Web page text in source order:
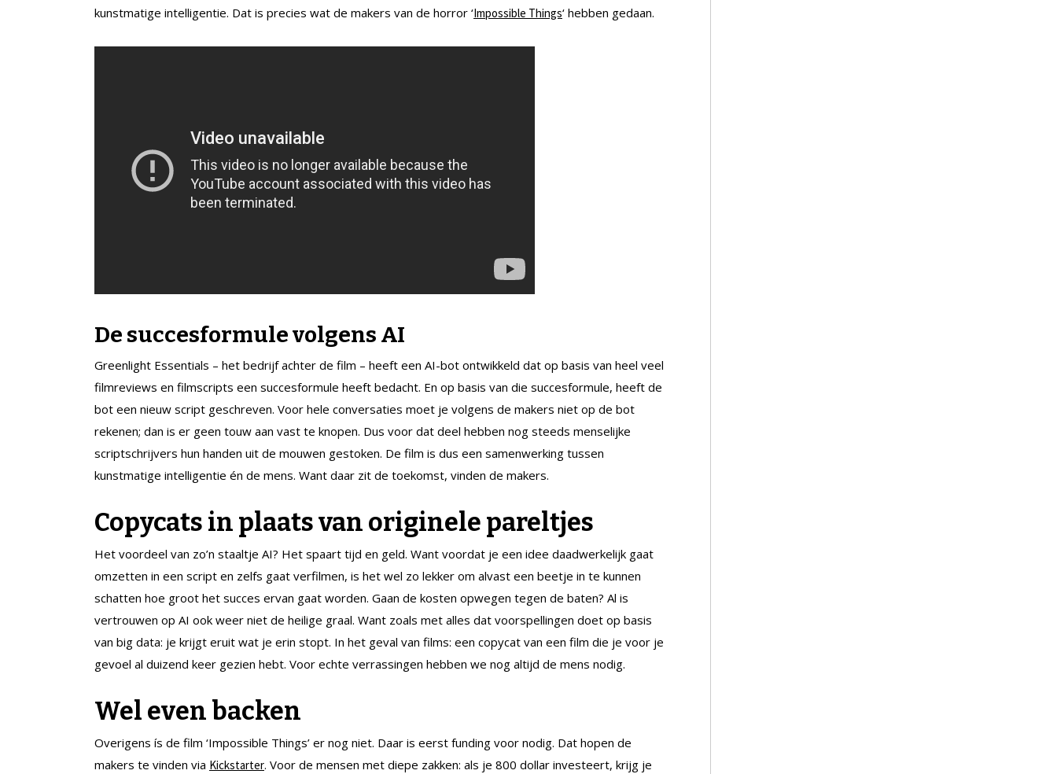
kunstmatige intelligentie. Dat is precies wat de makers van de horror ‘Impossible Things‘ hebben gedaan.
De succesformule volgens AI
Greenlight Essentials – het bedrijf achter de film – heeft een AI-bot ontwikkeld dat op basis van heel veel
filmreviews en filmscripts een succesformule heeft bedacht. En op basis van die succesformule, heeft de
bot een nieuw script geschreven. Voor hele conversaties moet je volgens de makers niet op de bot
rekenen; dan is er geen touw aan vast te knopen. Dus voor dat deel hebben nog steeds menselijke
scriptschrijvers hun handen uit de mouwen gestoken. De film is dus een samenwerking tussen
kunstmatige intelligentie én de mens. Want daar zit de toekomst, vinden de makers.
Copycats in plaats van originele pareltjes
Het voordeel van zo’n staaltje AI? Het spaart tijd en geld. Want voordat je een idee daadwerkelijk gaat
omzetten in een script en zelfs gaat verfilmen, is het wel zo lekker om alvast een beetje in te kunnen
schatten hoe groot het succes ervan gaat worden. Gaan de kosten opwegen tegen de baten? Al is
vertrouwen op AI ook weer niet de heilige graal. Want zoals met alles dat voorspellingen doet op basis
van big data: je krijgt eruit wat je erin stopt. In het geval van films: een copycat van een film die je voor je
gevoel al duizend keer gezien hebt. Voor echte verrassingen hebben we nog altijd de mens nodig.
Wel even backen
Overigens ís de film ‘Impossible Things’ er nog niet. Daar is eerst funding voor nodig. Dat hopen de
makers te vinden via Kickstarter. Voor de mensen met diepe zakken: als je 800 dollar investeert, krijg je